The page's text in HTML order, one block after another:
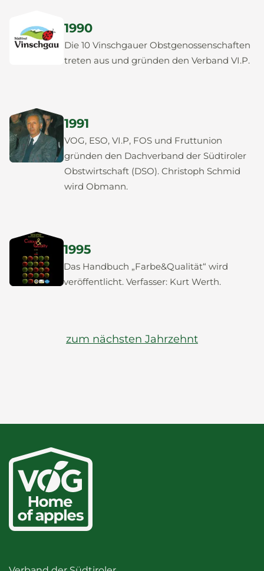
1990
Die 10 Vinschgauer Obstgenossenschaften
treten aus und gründen den Verband VI.P.
1991
VOG, ESO, VI.P, FOS und Fruttunion
gründen den Dachverband der Südtiroler
Obstwirtschaft (DSO). Christoph Schmid
wird Obmann.
1995
Das Handbuch „Farbe&Qualität“ wird
veröffentlicht. Verfasser: Kurt Werth.
zum nächsten Jahrzehnt